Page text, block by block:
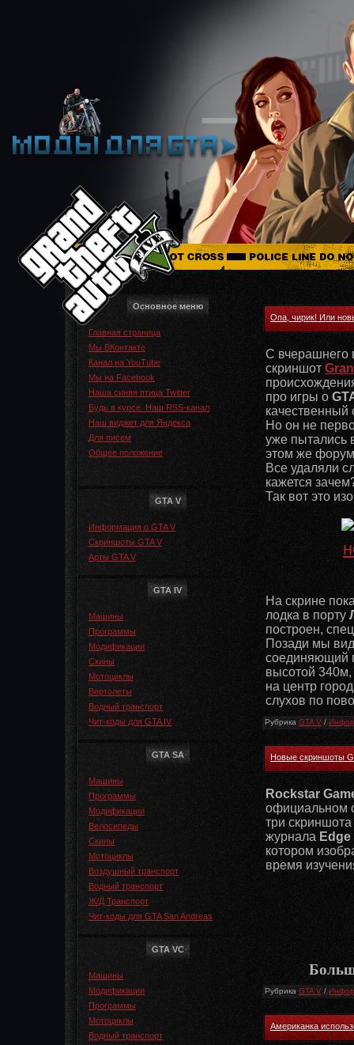
Основное меню
Главная страница
Мы ВКонтакте
Канал на YouTube
Мы на Facebook
Наша синяя птица Twitter
Будь в курсе. Наш RSS-канал
Наш виджет для Яндекса
Для писем
Общее положение
GTA V
Информация о GTA V
Скриншоты GTA V
Арты GTA V
GTA IV
Машины
Программы
Модификации
Скины
Мотоциклы
Вертолеты
Водный транспорт
Чит-коды для GTA IV
GTA SA
Машины
Программы
Модификации
Велосипеды
Скины
Мотоциклы
Воздушный транспорт
Водный транспорт
Ж/Д Транспорт
Чит-коды для GTA San Andreas
GTA VC
Машины
Модификации
Программы
Мотоциклы
Водный транспорт
Опа, чирик! Или
С вчерашнего
скриншот
про игры о
качественный
Но он не
уже пытались
этом же
Все удаляли
кажется
Так вот это
На скрине
лодка в порту
построен,
Позади мы
соединяющий
высотой 340м,
на центр
слухов по
Рубрика GTA V /
Новые скриншоты
Rockstar
официальном
три
журнала Edge
котором
время
Рубрика GTA V /
Американка